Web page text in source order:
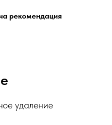
рекомендация
удаление